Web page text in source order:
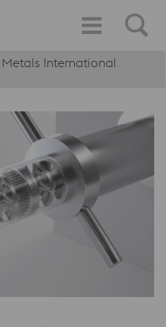
International